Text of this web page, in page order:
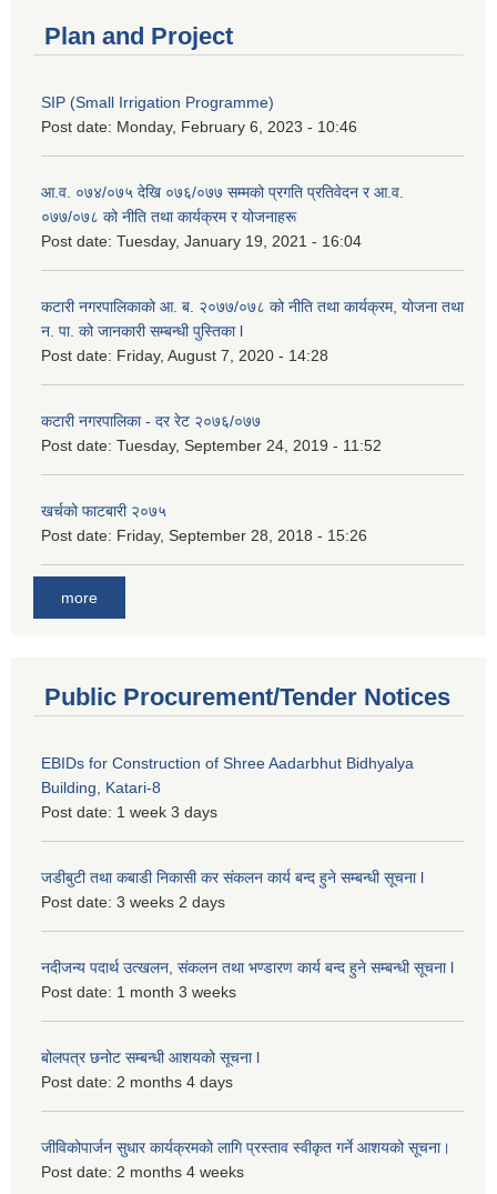
Plan and Project
SIP (Small Irrigation Programme)
Post date: Monday, February 6, 2023 - 10:46
आ.व. ०७४/०७५ देखि ०७६/०७७ सम्मको प्रगति प्रतिवेदन र आ.व.
०७७/०७८ को नीति तथा कार्यक्रम र योजनाहरू
Post date: Tuesday, January 19, 2021 - 16:04
कटारी नगरपालिकाको आ. ब. २०७७/०७८ को नीति तथा कार्यक्रम, योजना तथा
न. पा. को जानकारी सम्बन्धी पुस्तिका l
Post date: Friday, August 7, 2020 - 14:28
कटारी नगरपालिका - दर रेट २०७६/०७७
Post date: Tuesday, September 24, 2019 - 11:52
खर्चको फाटबारी २०७५
Post date: Friday, September 28, 2018 - 15:26
more
Public Procurement/Tender Notices
EBIDs for Construction of Shree Aadarbhut Bidhyalya
Building, Katari-8
Post date: 1 week 3 days
जडीबुटी तथा कबाडी निकासी कर संकलन कार्य बन्द हुने सम्बन्धी सूचना l
Post date: 3 weeks 2 days
नदीजन्य पदार्थ उत्खलन, संकलन तथा भण्डारण कार्य बन्द हुने सम्बन्धी सूचना l
Post date: 1 month 3 weeks
बोलपत्र छनोट सम्बन्धी आशयको सूचना l
Post date: 2 months 4 days
जीविकोपार्जन सुधार कार्यक्रमको लागि प्रस्ताव स्वीकृत गर्ने आशयको सूचना।
Post date: 2 months 4 weeks